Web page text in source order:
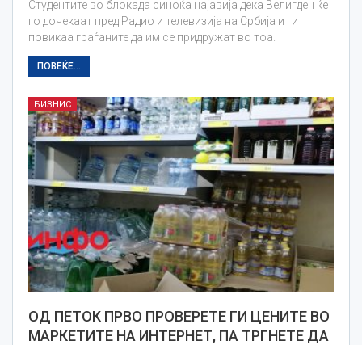
Студентите во блокада синоќа најавија дека Велигден ќе
го дочекаат пред Радио и телевизија на Србија и ги
повикаа граѓаните да им се придружат во тоа.
ПОВЕЌЕ...
БИЗНИС
ОД ПЕТОК ПРВО ПРОВЕРЕТЕ ГИ ЦЕНИТЕ ВО
МАРКЕТИТЕ НА ИНТЕРНЕТ, ПА ТРГНЕТЕ ДА